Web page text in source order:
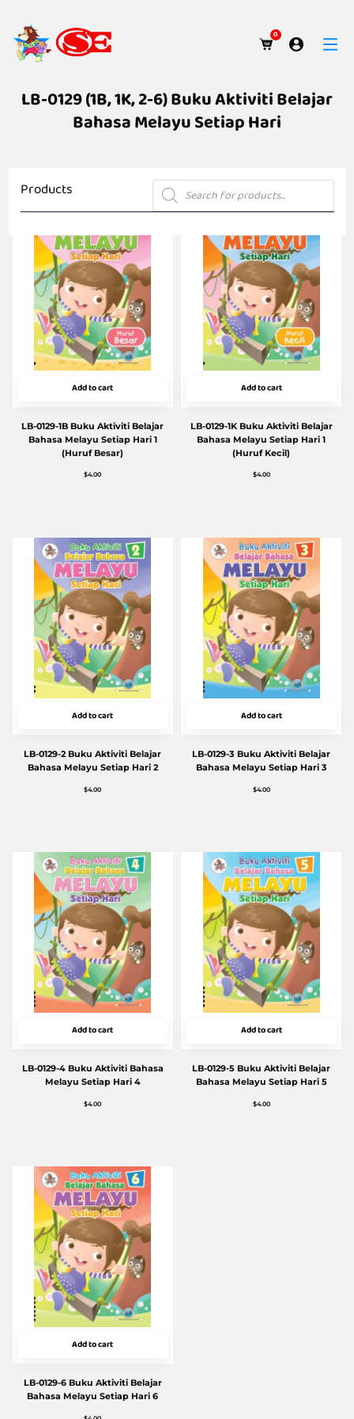
0
LB-0129 (1B, 1K, 2-6) Buku Aktiviti Belajar
Bahasa Melayu Setiap Hari
Products Products
search
Add to cart
LB-0129-1B Buku Aktiviti Belajar
Bahasa Melayu Setiap Hari 1
(Huruf Besar)
$4.00
Add to cart
LB-0129-1K Buku Aktiviti Belajar
Bahasa Melayu Setiap Hari 1
(Huruf Kecil)
$4.00
Add to cart
LB-0129-2 Buku Aktiviti Belajar
Bahasa Melayu Setiap Hari 2
$4.00
Add to cart
LB-0129-3 Buku Aktiviti Belajar
Bahasa Melayu Setiap Hari 3
$4.00
Add to cart
LB-0129-4 Buku Aktiviti Bahasa
Melayu Setiap Hari 4
$4.00
Add to cart
LB-0129-5 Buku Aktiviti Belajar
Bahasa Melayu Setiap Hari 5
$4.00
Add to cart
LB-0129-6 Buku Aktiviti Belajar
Bahasa Melayu Setiap Hari 6